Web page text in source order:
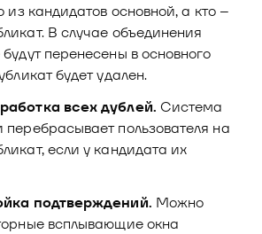
из кандидатов основной, а кто –
В случае объединения
перенесены в основного
будет удален.
всех дублей. Система
перебрасывает пользователя на
если у кандидата их
подтверждений. Можно
всплывающие окна